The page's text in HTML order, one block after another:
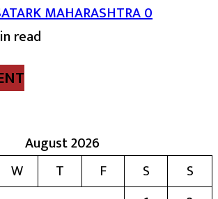
MAHARASHTRA0
read
August 2026
W T F S
S